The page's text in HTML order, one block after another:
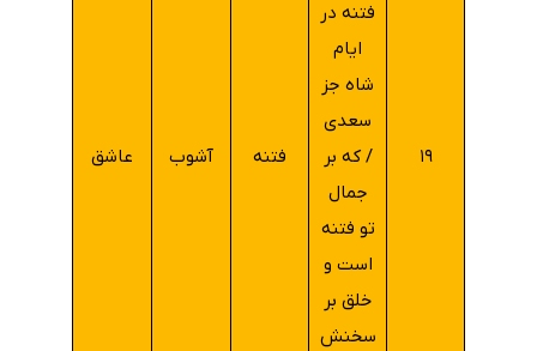
۱۹
فتنه در
ایام
شاه جز
سعدی
/ که بر
جمال
تو فتنه
است و
خلق بر
سخنش
فتنه آشوب عاشق